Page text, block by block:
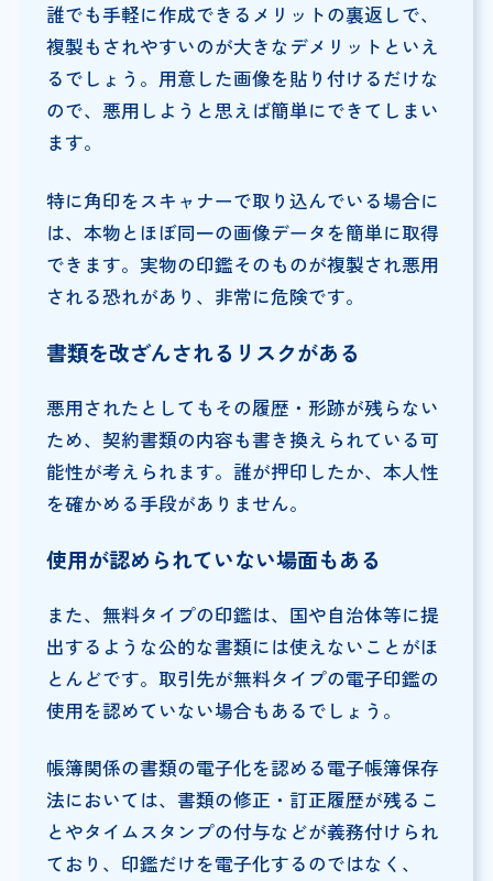
誰でも手軽に作成できるメリットの裏返しで、
複製もされやすいのが大きなデメリットといえ
るでしょう。用意した画像を貼り付けるだけな
ので、悪用しようと思えば簡単にできてしまい
ます。
特に角印をスキャナーで取り込んでいる場合に
は、本物とほぼ同一の画像データを簡単に取得
できます。実物の印鑑そのものが複製され悪用
される恐れがあり、非常に危険です。
書類を改ざんされるリスクがある
悪用されたとしてもその履歴・形跡が残らない
ため、契約書類の内容も書き換えられている可
能性が考えられます。誰が押印したか、本人性
を確かめる手段がありません。
使用が認められていない場面もある
また、無料タイプの印鑑は、国や自治体等に提
出するような公的な書類には使えないことがほ
とんどです。取引先が無料タイプの電子印鑑の
使用を認めていない場合もあるでしょう。
帳簿関係の書類の電子化を認める電子帳簿保存
法においては、書類の修正・訂正履歴が残るこ
とやタイムスタンプの付与などが義務付けられ
ており、印鑑だけを電子化するのではなく、